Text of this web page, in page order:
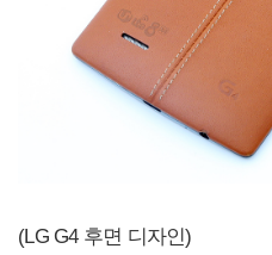
(LG G4 후면 디자인)